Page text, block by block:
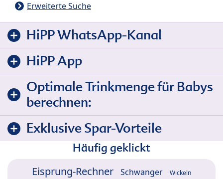
Erweiterte Suche
HiPP WhatsApp-Kanal
HiPP App
Optimale Trinkmenge für Babys
berechnen:
Exklusive Spar-Vorteile
Häufig geklickt
Eisprung-Rechner Schwanger Wickeln